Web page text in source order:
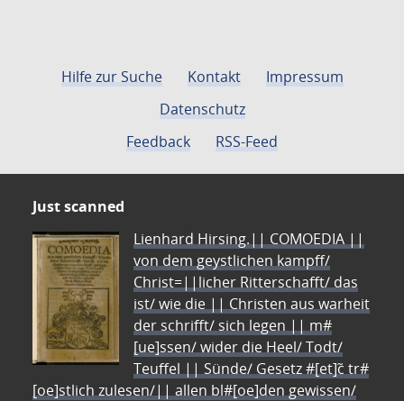
Hilfe zur Suche Kontakt
Impressum
Datenschutz
Feedback
RSS-Feed
Just scanned
Lienhard Hirsing.|| COMOEDIA ||
von dem geystlichen kampff/
Christ=||licher Ritterschafft/ das
ist/ wie die || Christen aus warheit
der schrifft/ sich legen || m#
[ue]ssen/ wider die Heel/ Todt/
Teuffel || Sünde/ Gesetz #[et]c̃ tr#
[oe]stlich zulesen/|| allen bl#[oe]den gewissen/